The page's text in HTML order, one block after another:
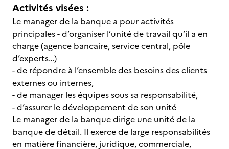
Activités visées :
Le manager de la banque a pour activités
principales - d’organiser l’unité de travail qu’il a en
charge (agence bancaire, service central, pôle
d’experts…)
- de répondre à l’ensemble des besoins des clients
externes ou internes,
- de manager les équipes sous sa responsabilité,
- d’assurer le développement de son unité
Le manager de la banque dirige une unité de la
banque de détail. Il exerce de large responsabilités
en matière financière, juridique, commerciale,